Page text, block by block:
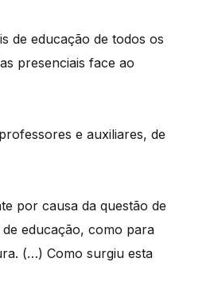
de educação de todos os
presenciais face ao
e auxiliares, de
por causa da questão de
educação, como para
(…) Como surgiu esta